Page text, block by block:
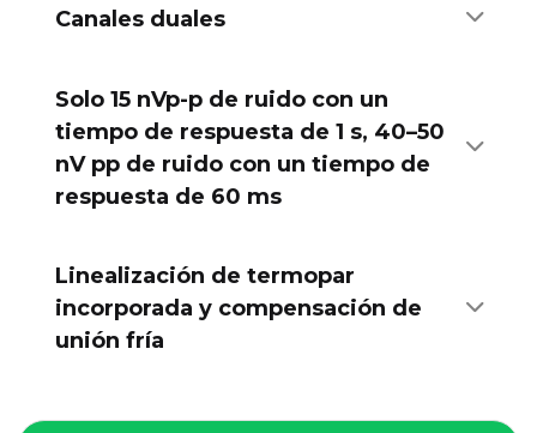
Canales duales
Solo 15 nVp-p de ruido con un
tiempo de respuesta de 1 s, 40–50
nV pp de ruido con un tiempo de
respuesta de 60 ms
Linealización de termopar
incorporada y compensación de
unión fría